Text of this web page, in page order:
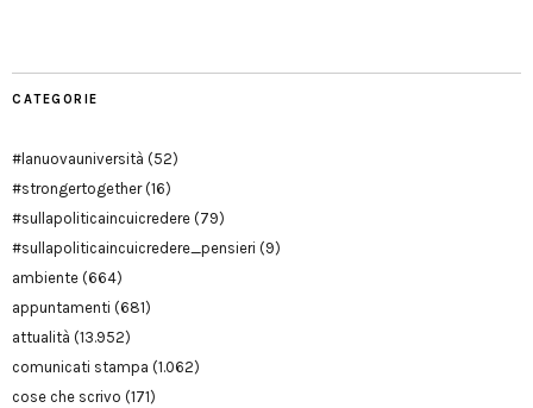
CATEGORIE
#lanuovauniversità (52)
#strongertogether(16)
#sullapoliticaincuicredere (79)
#sullapoliticaincuicredere_pensieri (9)
ambiente (664)
appuntamenti (681)
attualità (13.952)
comunicati stampa (1.062)
cose che scrivo (171)